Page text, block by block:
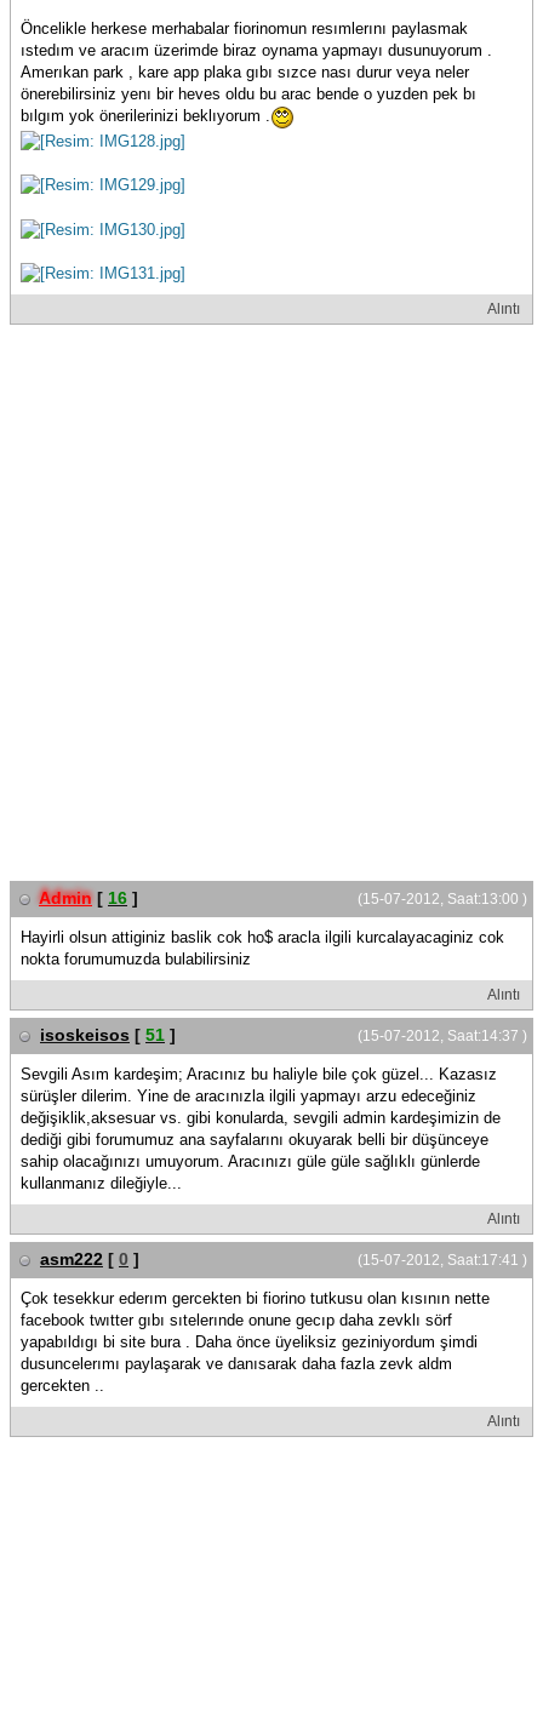
Öncelikle herkese merhabalar fiorinomun resımlerını paylasmak
ıstedım ve aracım üzerimde biraz oynama yapmayı dusunuyorum .
Amerıkan park , kare app plaka gıbı sızce nası durur veya neler
önerebilirsiniz yenı bir heves oldu bu arac bende o yuzden pek bı
bılgım yok önerilerinizi beklıyorum .
Alıntı
(15-07-2012, Saat:13:00 )
Admin [ 16 ]
Hayirli olsun attiginiz baslik cok ho$ aracla ilgili kurcalayacaginiz cok
nokta forumumuzda bulabilirsiniz
Alıntı
(15-07-2012, Saat:14:37 )
isoskeisos [ 51 ]
Sevgili Asım kardeşim; Aracınız bu haliyle bile çok güzel... Kazasız
sürüşler dilerim. Yine de aracınızla ilgili yapmayı arzu edeceğiniz
değişiklik,aksesuar vs. gibi konularda, sevgili admin kardeşimizin de
dediği gibi forumumuz ana sayfalarını okuyarak belli bir düşünceye
sahip olacağınızı umuyorum. Aracınızı güle güle sağlıklı günlerde
kullanmanız dileğiyle...
Alıntı
(15-07-2012, Saat:17:41 )
asm222 [ 0 ]
Çok tesekkur ederım gercekten bi fiorino tutkusu olan kısının nette
facebook twıtter gıbı sıtelerınde onune gecıp daha zevklı sörf
yapabıldıgı bi site bura . Daha önce üyeliksiz geziniyordum şimdi
dusuncelerımı paylaşarak ve danısarak daha fazla zevk aldm
gercekten ..
Alıntı